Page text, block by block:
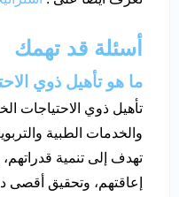
أسئلة قد تهمك
ما هو تأهيل ذوي
تأهيل ذوي الاحتياجات
والخدمات الطبية
تهدف إلى تنمية
إعاقتهم، وتحقيق أقصى